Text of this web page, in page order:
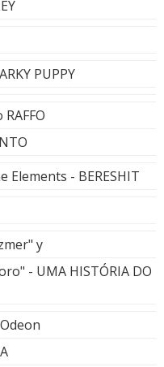
PUPPY
- BERESHIT
y
- UMA HISTÓRIA DO